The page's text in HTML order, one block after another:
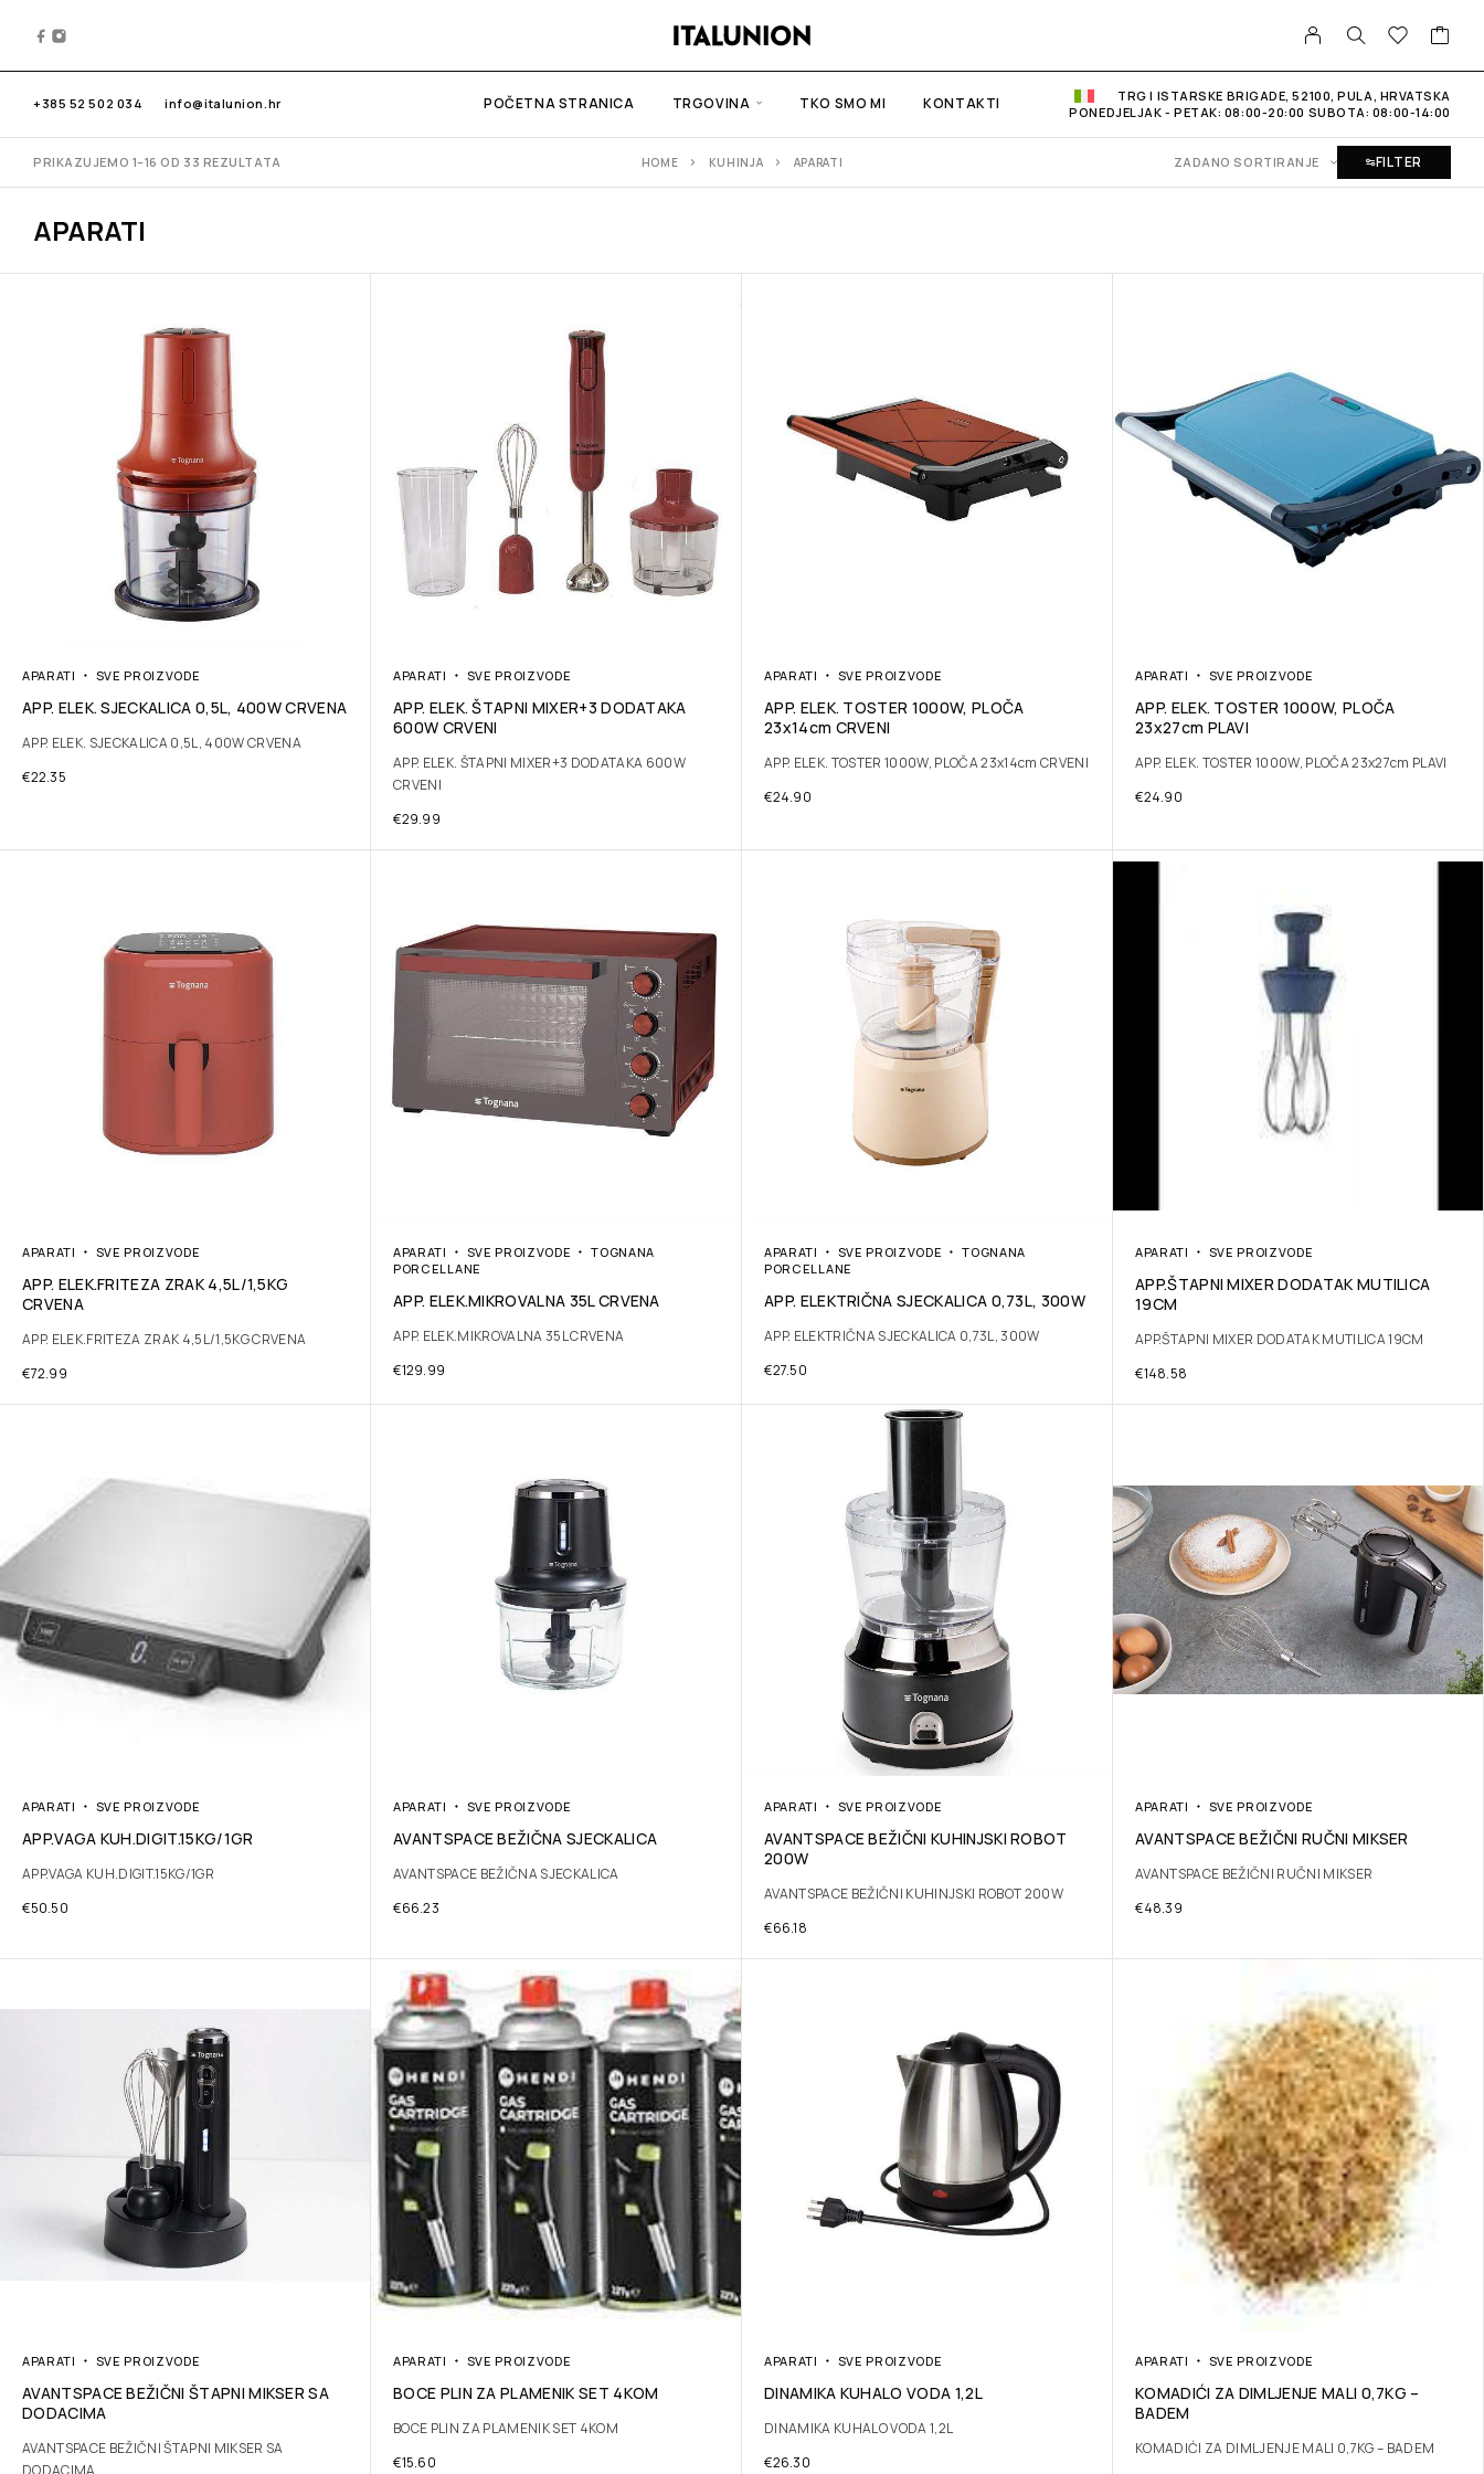
+385 52 502 034 info@italunion.hr POČETNA STRANICA TRGOVINA TKO SMO MI KONTAKTI
TRG I ISTARSKE BRIGADE, 52100, PULA, HRVATSKA
PONEDJELJAK - PETAK: 08:00-20:00 SUBOTA: 08:00-14:00
PRIKAZUJEMO 1–16 OD 33 REZULTATA HOME KUHINJA APARATI ZADANO SORTIRANJE FILTER
APARATI
APARATI SVE PROIZVODE
APP. ELEK. SJECKALICA 0,5L, 400W CRVENA
APP. ELEK. SJECKALICA 0,5L, 400W CRVENA
€22.35
APARATI SVE PROIZVODE
APP. ELEK. ŠTAPNI MIXER+3 DODATAKA
600W CRVENI
APP. ELEK. ŠTAPNI MIXER+3 DODATAKA 600W
CRVENI
€29.99
APARATI SVE PROIZVODE
APP. ELEK. TOSTER 1000W, PLOČA
23x14cm CRVENI
APP. ELEK. TOSTER 1000W, PLOČA 23x14cm CRVENI
€24.90
APARATI SVE PROIZVODE
APP. ELEK. TOSTER 1000W, PLOČA
23x27cm PLAVI
APP. ELEK. TOSTER 1000W, PLOČA 23x27cm PLAVI
€24.90
APARATI SVE PROIZVODE
APP. ELEK.FRITEZA ZRAK 4,5L/1,5KG
CRVENA
APP. ELEK.FRITEZA ZRAK 4,5L/1,5KG CRVENA
€72.99
APARATI SVE PROIZVODE
TOGNANA
PORCELLANE
APP. ELEK.MIKROVALNA 35L CRVENA
APP. ELEK.MIKROVALNA 35L CRVENA
€129.99
APARATI SVE PROIZVODE
TOGNANA
PORCELLANE
APP. ELEKTRIČNA SJECKALICA 0,73L, 300W
APP. ELEKTRIČNA SJECKALICA 0,73L, 300W
€27.50
APARATI SVE PROIZVODE
APP.ŠTAPNI MIXER DODATAK MUTILICA
19CM
APP.ŠTAPNI MIXER DODATAK MUTILICA 19CM
€148.58
APARATI SVE PROIZVODE
APP.VAGA KUH.DIGIT.15KG/1GR
APP.VAGA KUH.DIGIT.15KG/1GR
€50.50
APARATI SVE PROIZVODE
AVANTSPACE BEŽIČNA SJECKALICA
AVANTSPACE BEŽIČNA SJECKALICA
€66.23
APARATI SVE PROIZVODE
AVANTSPACE BEŽIČNI KUHINJSKI ROBOT
200W
AVANTSPACE BEŽIČNI KUHINJSKI ROBOT 200W
€66.18
APARATI SVE PROIZVODE
AVANTSPACE BEŽIČNI RUČNI MIKSER
AVANTSPACE BEŽIČNI RUČNI MIKSER
€48.39
APARATI SVE PROIZVODE
AVANTSPACE BEŽIČNI ŠTAPNI MIKSER SA
DODACIMA
AVANTSPACE BEŽIČNI ŠTAPNI MIKSER SA
DODACIMA
APARATI SVE PROIZVODE
BOCE PLIN ZA PLAMENIK SET 4KOM
BOCE PLIN ZA PLAMENIK SET 4KOM
€15.60
APARATI SVE PROIZVODE
DINAMIKA KUHALO VODA 1,2L
DINAMIKA KUHALO VODA 1,2L
€26.30
APARATI SVE PROIZVODE
KOMADIĆI ZA DIMLJENJE MALI 0,7KG –
BADEM
KOMADIĆI ZA DIMLJENJE MALI 0,7KG – BADEM